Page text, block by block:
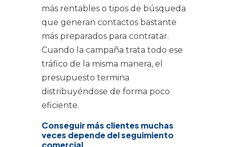
más rentables o tipos de búsqueda
que generan contactos bastante
más preparados para contratar.
Cuando la campaña trata todo ese
tráfico de la misma manera, el
presupuesto termina
distribuyéndose de forma poco
eficiente.
Conseguir más clientes muchas
veces depende del seguimiento
comercial